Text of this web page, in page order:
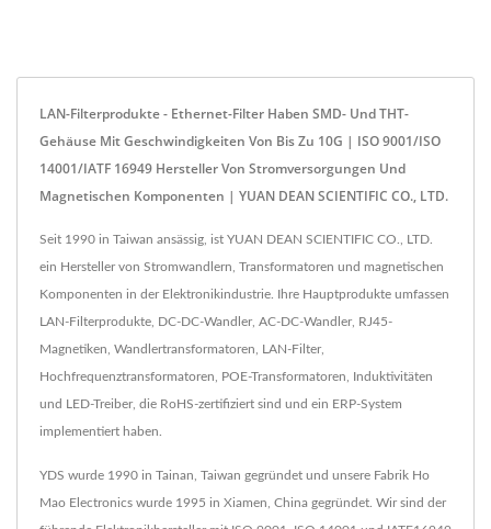
LAN-Filterprodukte - Ethernet-Filter Haben SMD- Und THT-
Gehäuse Mit Geschwindigkeiten Von Bis Zu 10G | ISO 9001/ISO
14001/IATF 16949 Hersteller Von Stromversorgungen Und
Magnetischen Komponenten | YUAN DEAN SCIENTIFIC CO., LTD.
Seit 1990 in Taiwan ansässig, ist YUAN DEAN SCIENTIFIC CO., LTD.
ein Hersteller von Stromwandlern, Transformatoren und magnetischen
Komponenten in der Elektronikindustrie. Ihre Hauptprodukte umfassen
LAN-Filterprodukte, DC-DC-Wandler, AC-DC-Wandler, RJ45-
Magnetiken, Wandlertransformatoren, LAN-Filter,
Hochfrequenztransformatoren, POE-Transformatoren, Induktivitäten
und LED-Treiber, die RoHS-zertifiziert sind und ein ERP-System
implementiert haben.
YDS wurde 1990 in Tainan, Taiwan gegründet und unsere Fabrik Ho
Mao Electronics wurde 1995 in Xiamen, China gegründet. Wir sind der